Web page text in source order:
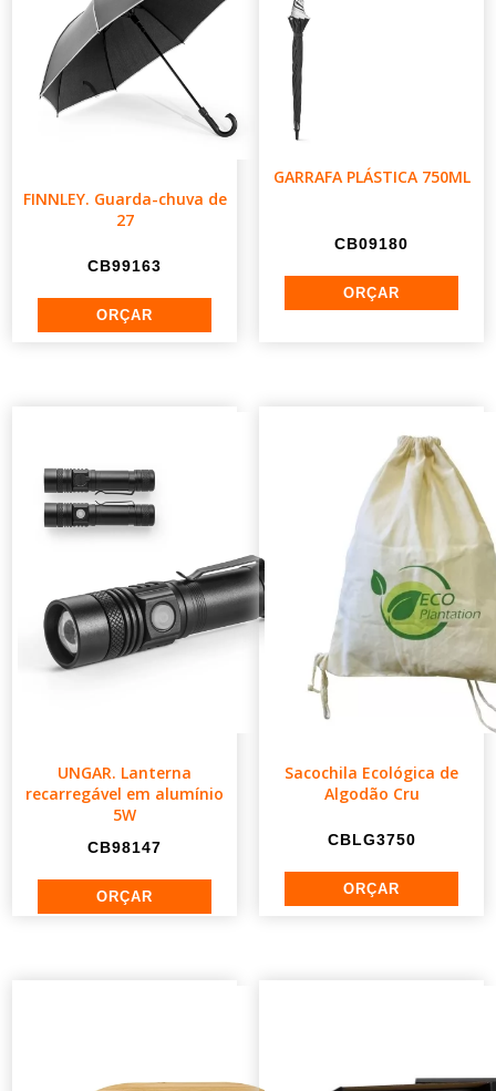
FINNLEY. Guarda-chuva de
27
CB99163
GARRAFA PLÁSTICA 750ML
CB09180
UNGAR. Lanterna
recarregável em alumínio
5W
CB98147
Sacochila Ecológica de
Algodão Cru
CBLG3750